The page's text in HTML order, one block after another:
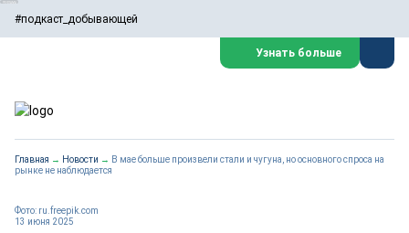
#подкаст_добывающей
Узнать больше
Главная → Новости → В мае больше произвели стали и чугуна, но основного спроса на
рынке не наблюдается
13 июня 2025
Фото: ru.freepik.com